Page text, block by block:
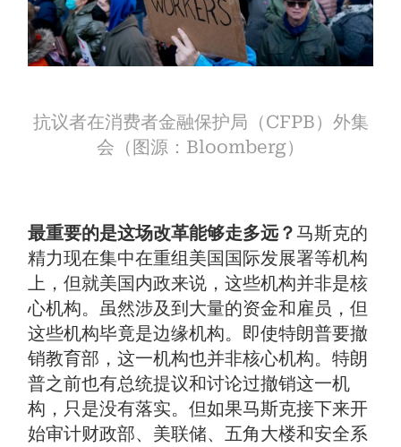
抗议者在消费者金融保护局（CFPB）外集
会（图源：Bloomberg）
最重要的是这场改革能够走多远？ 马斯克的
精力现在集中在重组美国国际发展署等机构
上，但就美国内政来说，这些机构并非是核
心机构。虽然涉及到大量的资金和雇员，但
这些机构毕竟是边缘机构。即使特朗普要撤
销教育部，这一机构也并非核心机构。特朗
普之前也有总统提议和讨论过撤销这一机
构，只是没有落实。但如果马斯克接下来开
始审计财政部、美联储、五角大楼和安全系